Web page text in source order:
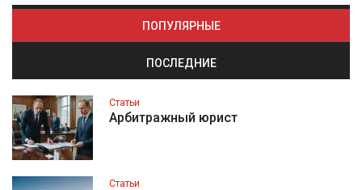
ПОПУЛЯРНЫЕ
ПОСЛЕДНИЕ
Статьи
Арбитражный юрист
Статьи